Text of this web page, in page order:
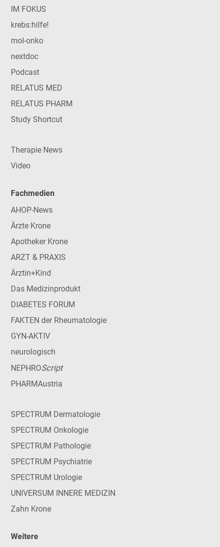
IM FOKUS
krebs:hilfe!
mol-onko
nextdoc
Podcast
RELATUS MED
RELATUS PHARM
Study Shortcut
Therapie News
Video
Fachmedien
AHOP-News
Ärzte Krone
Apotheker Krone
ARZT & PRAXIS
Ärztin+Kind
Das Medizinprodukt
DIABETES FORUM
FAKTEN der Rheumatologie
GYN-AKTIV
neurologisch
NEPHROScript
PHARMAustria
SPECTRUM Dermatologie
SPECTRUM Onkologie
SPECTRUM Pathologie
SPECTRUM Psychiatrie
SPECTRUM Urologie
UNIVERSUM INNERE MEDIZIN
Zahn Krone
Weitere